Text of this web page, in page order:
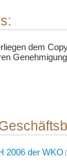
dem
2006 der WKO